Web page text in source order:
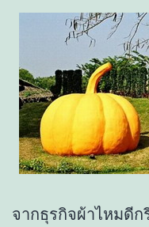
จากธุรกิจผ้าไหมดีก